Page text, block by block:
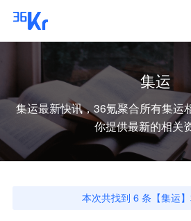
集运
集运最新快讯，36氪聚合所有集运
你提供最新的相关
本次共找到 6 条【集运